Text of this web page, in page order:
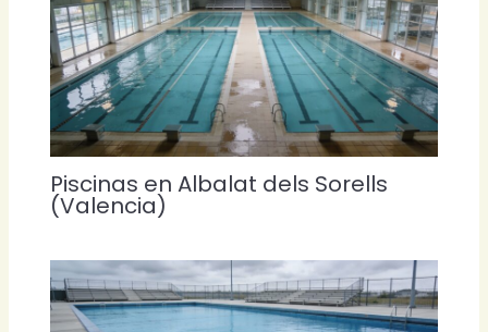
Piscinas en Albalat dels Sorells
(Valencia)